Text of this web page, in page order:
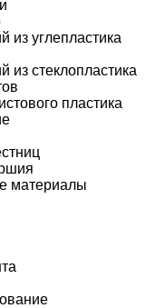
из углепластика
из стеклопластика
пластика
материалы